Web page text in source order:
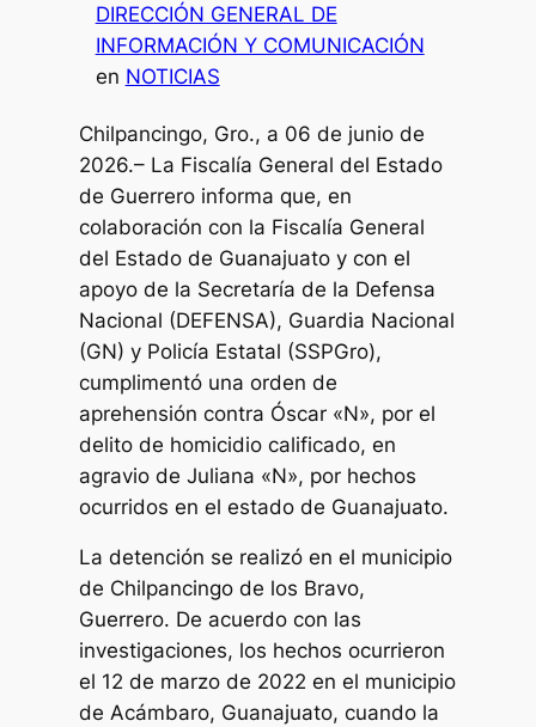
DIRECCIÓN GENERAL DE
INFORMACIÓN Y COMUNICACIÓN
en NOTICIAS
Chilpancingo, Gro., a 06 de junio de
2026.– La Fiscalía General del Estado
de Guerrero informa que, en
colaboración con la Fiscalía General
del Estado de Guanajuato y con el
apoyo de la Secretaría de la Defensa
Nacional (DEFENSA), Guardia Nacional
(GN) y Policía Estatal (SSPGro),
cumplimentó una orden de
aprehensión contra Óscar «N», por el
delito de homicidio calificado, en
agravio de Juliana «N», por hechos
ocurridos en el estado de Guanajuato.
La detención se realizó en el municipio
de Chilpancingo de los Bravo,
Guerrero. De acuerdo con las
investigaciones, los hechos ocurrieron
el 12 de marzo de 2022 en el municipio
de Acámbaro, Guanajuato, cuando la